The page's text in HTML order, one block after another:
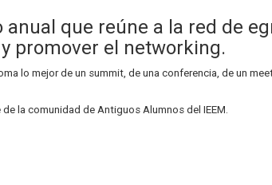
que reúne a la red de
promover el networking.
lo mejor de un summit, de una conferencia, de un
la comunidad de Antiguos Alumnos del IEEM.